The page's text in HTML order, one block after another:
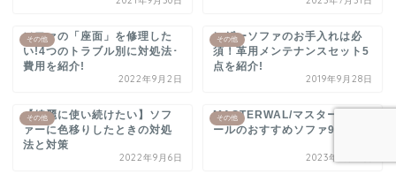
その他
ソファの「座面」を修理した
い!4つのトラブル別に対処法･
費用を紹介!
2022年9月2日
その他
レザーソファのお手入れは必
須！革用メンテナンスセット5
点を紹介!
2019年9月28日
その他
【綺麗に使い続けたい】ソフ
ァーに色移りしたときの対処
法と対策
2022年9月6日
その他
MASTERWAL/マスターウォ
ールのおすすめソファ9選！
2023年6月13日